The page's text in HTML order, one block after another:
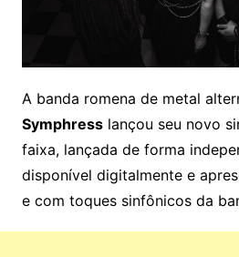
A banda romena de metal
Symphresslançou seu novo
faixa, lançada de forma
disponível digitalmente e
e com toques sinfônicos da